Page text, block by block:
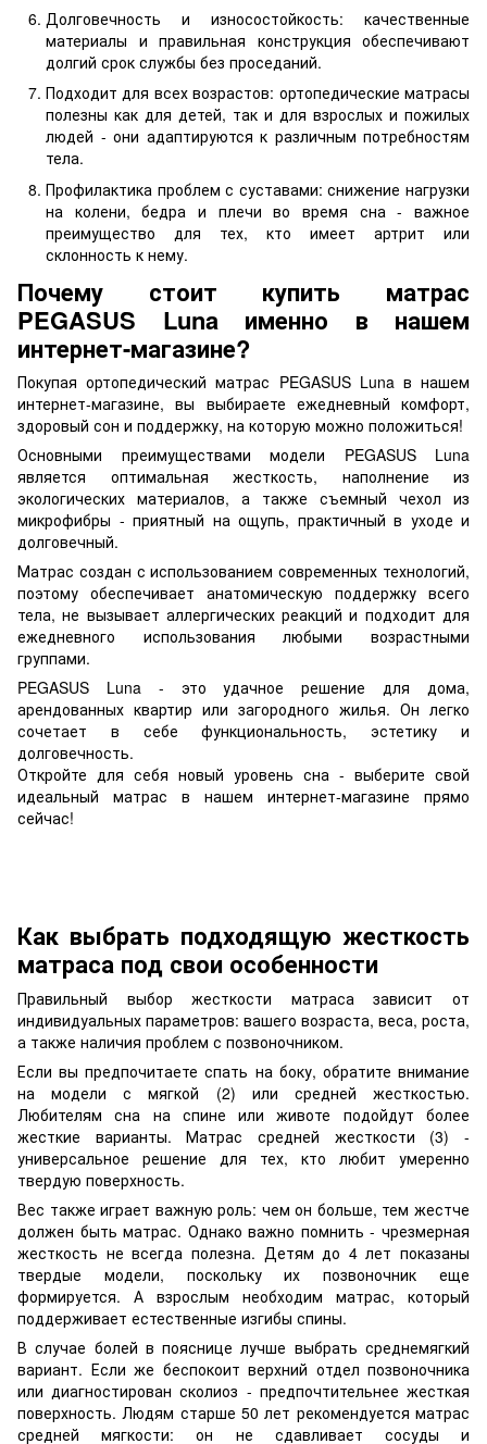
Долговечность и износостойкость: качественные
материалы и правильная конструкция обеспечивают
долгий срок службы без проседаний.
Подходит для всех возрастов: ортопедические матрасы
полезны как для детей, так и для взрослых и пожилых
людей - они адаптируются к различным потребностям
тела.
Профилактика проблем с суставами: снижение нагрузки
на колени, бедра и плечи во время сна - важное
преимущество для тех, кто имеет артрит или
склонность к нему.
Почему стоит купить матрас
PEGASUS Luna именно в нашем
интернет-магазине?
Покупая ортопедический матрас PEGASUS Luna в нашем
интернет-магазине, вы выбираете ежедневный комфорт,
здоровый сон и поддержку, на которую можно положиться!
Основными преимуществами модели PEGASUS Luna
является оптимальная жесткость, наполнение из
экологических материалов, а также съемный чехол из
микрофибры - приятный на ощупь, практичный в уходе и
долговечный.
Матрас создан с использованием современных технологий,
поэтому обеспечивает анатомическую поддержку всего
тела, не вызывает аллергических реакций и подходит для
ежедневного использования любыми возрастными
группами.
PEGASUS Luna - это удачное решение для дома,
арендованных квартир или загородного жилья. Он легко
сочетает в себе функциональность, эстетику и
долговечность.
Откройте для себя новый уровень сна - выберите свой
идеальный матрас в нашем интернет-магазине прямо
сейчас!
Как выбрать подходящую жесткость
матраса под свои особенности
Правильный выбор жесткости матраса зависит от
индивидуальных параметров: вашего возраста, веса, роста,
а также наличия проблем с позвоночником.
Если вы предпочитаете спать на боку, обратите внимание
на модели с мягкой (2) или средней жесткостью.
Любителям сна на спине или животе подойдут более
жесткие варианты. Матрас средней жесткости (3) -
универсальное решение для тех, кто любит умеренно
твердую поверхность.
Вес также играет важную роль: чем он больше, тем жестче
должен быть матрас. Однако важно помнить - чрезмерная
жесткость не всегда полезна. Детям до 4 лет показаны
твердые модели, поскольку их позвоночник еще
формируется. А взрослым необходим матрас, который
поддерживает естественные изгибы спины.
В случае болей в пояснице лучше выбрать среднемягкий
вариант. Если же беспокоит верхний отдел позвоночника
или диагностирован сколиоз - предпочтительнее жесткая
поверхность. Людям старше 50 лет рекомендуется матрас
средней мягкости: он не сдавливает сосуды и